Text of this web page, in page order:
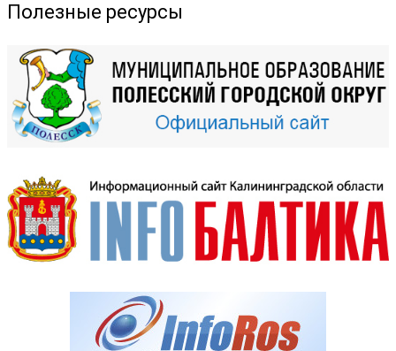
Полезные ресурсы